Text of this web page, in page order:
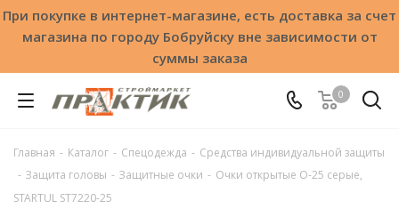
При покупке в интернет-магазине, есть доставка за счет
магазина по городу Бобруйску вне зависимости от
суммы заказа
0
Главная - Каталог - Спецодежда - Средства индивидуальной защиты
- Защита головы - Защитные очки - Очки открытые О-25 серые,
STARTUL ST7220-25